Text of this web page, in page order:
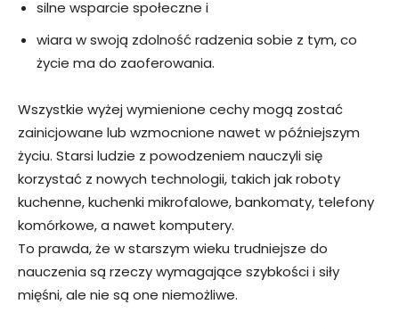
silne wsparcie społeczne i
wiara w swoją zdolność radzenia sobie z tym, co
życie ma do zaoferowania.
Wszystkie wyżej wymienione cechy mogą zostać
zainicjowane lub wzmocnione nawet w późniejszym
życiu. Starsi ludzie z powodzeniem nauczyli się
korzystać z nowych technologii, takich jak roboty
kuchenne, kuchenki mikrofalowe, bankomaty, telefony
komórkowe, a nawet komputery.
To prawda, że w starszym wieku trudniejsze do
nauczenia są rzeczy wymagające szybkości i siły
mięśni, ale nie są one niemożliwe.